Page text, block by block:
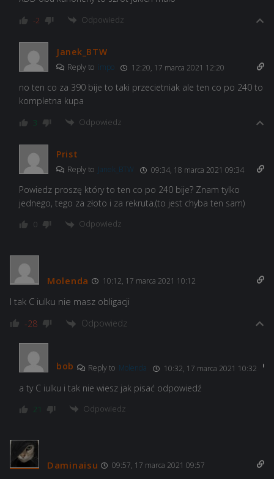
-2 Odpowiedz
Janek_BTW
Reply to impo 12:20, 17 marca 2021 12:20
no ten co za 390 bije to taki przecietniak ale ten co po 240 to
kompletna kupa
3 Odpowiedz
Prist
Reply to Janek_BTW 09:34, 18 marca 2021 09:34
Powiedz proszę który to ten co po 240 bije? Znam tylko
jednego, tego za złoto i za rekruta.(to jest chyba ten sam)
0 Odpowiedz
Molenda 10:12, 17 marca 2021 10:12
I tak C iulku nie masz obligacji
-28 Odpowiedz
bob Reply to Molenda 10:32, 17 marca 2021 10:32
a ty C iulku i tak nie wiesz jak pisać odpowiedź
21 Odpowiedz
Daminaisu 09:57, 17 marca 2021 09:57